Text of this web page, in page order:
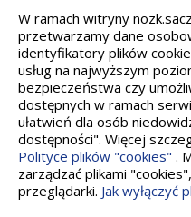
Spełniamy
WCAG 2.1
W ramach witryny
przetwarzamy dane
identyfikatory plików
usług na najwyższym
bezpieczeństwa czy
dostępnych w ramach
ułatwień dla osób
dostępności". Więcej
Polityce plików "cookies" .
zarządzać plikami
przeglądarki. Jak wyłączyć